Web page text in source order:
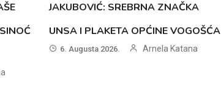
JAKUBOVIĆ: SREBRNA ZNAČKA
UNSA I PLAKETA OPĆINE VOGOŠĆA
6. Augusta 2026. Arnela Katana